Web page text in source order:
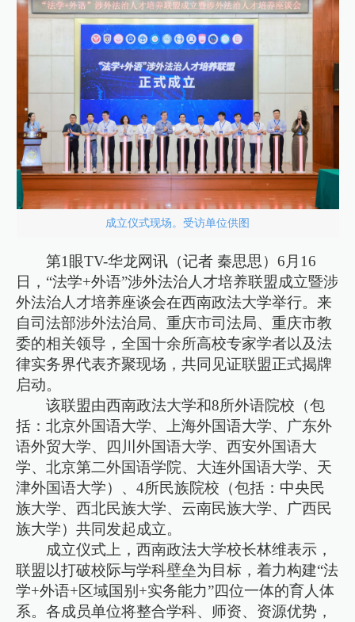
成立仪式现场。受访单位供图
第1眼TV-华龙网讯（记者 秦思思）6月16
日，“法学+外语”涉外法治人才培养联盟成立暨涉
外法治人才培养座谈会在西南政法大学举行。来
自司法部涉外法治局、重庆市司法局、重庆市教
委的相关领导，全国十余所高校专家学者以及法
律实务界代表齐聚现场，共同见证联盟正式揭牌
启动。
该联盟由西南政法大学和8所外语院校（包
括：北京外国语大学、上海外国语大学、广东外
语外贸大学、四川外国语大学、西安外国语大
学、北京第二外国语学院、大连外国语大学、天
津外国语大学）、4所民族院校（包括：中央民
族大学、西北民族大学、云南民族大学、广西民
族大学）共同发起成立。
成立仪式上，西南政法大学校长林维表示，
联盟以打破校际与学科壁垒为目标，着力构建“法
学+外语+区域国别+实务能力”四位一体的育人体
系。各成员单位将整合学科、师资、资源优势，